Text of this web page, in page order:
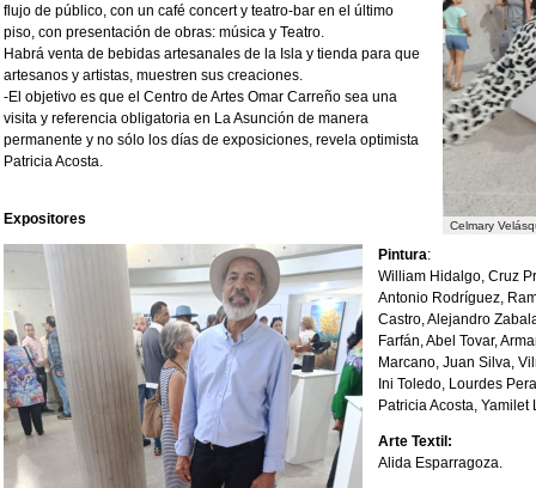
Celmary
flujo de público, con un café concert y teatro-bar en el último
piso, con presentación de obras: música y Teatro.
Habrá venta de bebidas artesanales de la Isla y tienda para que
artesanos y artistas, muestren sus creaciones.
-El objetivo es que el Centro de Artes Omar Carreño sea una
visita y referencia obligatoria en La Asunción de manera
permanente y no sólo los días de exposiciones, revela optimista
Patricia Acosta.
Expositores
Pintura:
William Hidalgo, Cruz
Antonio Rodríguez,
Castro, Alejandro
Farfán, Abel Tovar,
Marcano, Juan Silva,
Ini Toledo, Lourdes
Patricia Acosta,
Arte Textil:
Alida Esparragoza.